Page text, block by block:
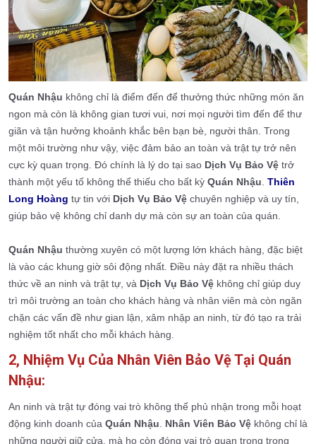
Quán Nhậu không chỉ là điểm đến để thưởng thức những món ăn
ngon mà còn là không gian tươi vui, nơi mọi người tìm đến để thư
giãn và tận hưởng khoảnh khắc bên bạn bè, người thân. Trong
một môi trường như vậy, việc đảm bảo an toàn và trật tự trở nên
cực kỳ quan trọng. Đó chính là lý do tại sao Dịch Vụ Bảo Vệ trở
thành một yếu tố không thể thiếu cho bất kỳ Quán Nhậu. Thiên
Long Hoàng tự tin với Dịch Vụ Bảo Vệ chuyên nghiệp và uy tín,
giúp bảo vệ không chỉ danh dự mà còn sự an toàn của quán.
Quán Nhậu thường xuyên có một lượng lớn khách hàng, đặc biệt
là vào các khung giờ sôi động nhất. Điều này đặt ra nhiều thách
thức về an ninh và trật tự, và Dịch Vụ Bảo Vệ không chỉ giúp duy
trì môi trường an toàn cho khách hàng và nhân viên mà còn ngăn
chặn các vấn đề như gian lận, xâm nhập an ninh, từ đó tạo ra trải
nghiệm tốt nhất cho mỗi khách hàng.
2, Nhiệm Vụ Của Nhân Viên Bảo Vệ Tại Quán
Nhậu:
An ninh và trật tự đóng vai trò không thể phủ nhận trong mỗi hoạt
động kinh doanh của Quán Nhậu. Nhân Viên Bảo Vệ không chỉ là
những người giữ cửa, mà họ còn đóng vai trò quan trọng trong